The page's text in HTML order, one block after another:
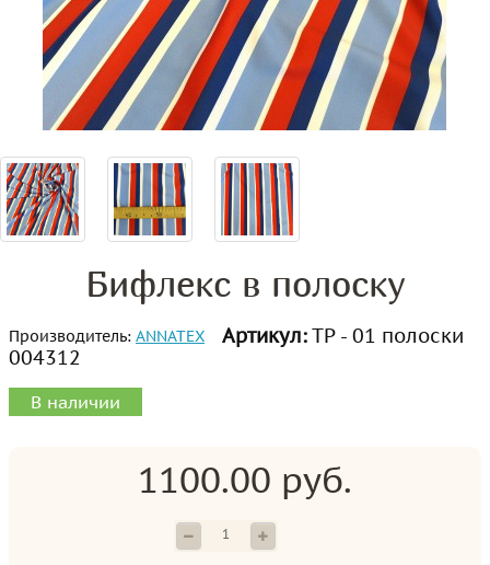
Бифлекс в полоску
Производитель: ANNATEX Артикул:ТР - 01 полоски
004312
В наличии
1100.00 руб.